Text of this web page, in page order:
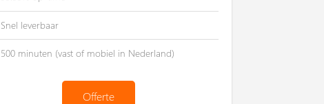
Snel leverbaar
500 minuten (vast of mobiel in Nederland)
Offerte